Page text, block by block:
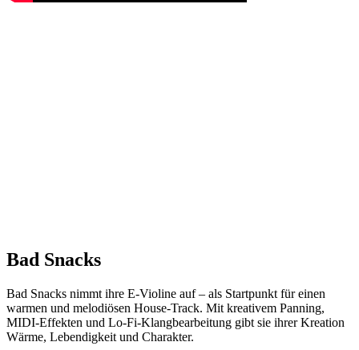
Bad Snacks
Bad Snacks nimmt ihre E-Violine auf – als Startpunkt für einen
warmen und melodiösen House-Track. Mit kreativem Panning,
MIDI-Effekten und Lo-Fi-Klangbearbeitung gibt sie ihrer Kreation
Wärme, Lebendigkeit und Charakter.